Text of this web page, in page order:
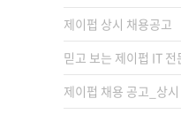
제이펍 상시 채용공고
믿고 보는 제이펍 IT
제이펍 채용 공고_상시